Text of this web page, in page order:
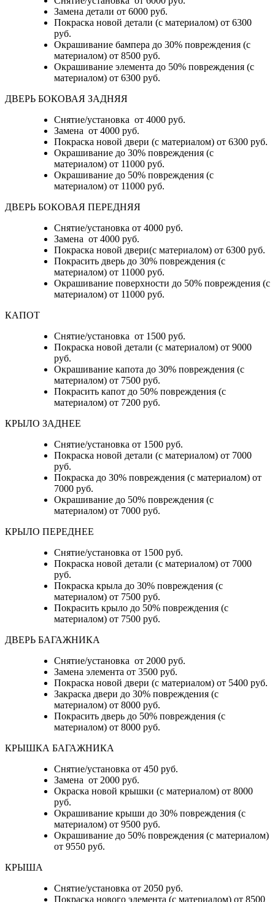
Замена детали от 6000 руб.
Покраска новой детали (с материалом) от 6300
руб.
Окрашивание бампера до 30% повреждения (с
материалом) от 8500 руб.
Окрашивание элемента до 50% повреждения (с
материалом) от 6300 руб.
ДВЕРЬ БОКОВАЯ ЗАДНЯЯ
Снятие/установка от 4000 руб.
Замена от 4000 руб.
Покраска новой двери (с материалом) от 6300 руб.
Окрашивание до 30% повреждения (с
материалом) от 11000 руб.
Окрашивание до 50% повреждения (с
материалом) от 11000 руб.
ДВЕРЬ БОКОВАЯ ПЕРЕДНЯЯ
Снятие/установка от 4000 руб.
Замена от 4000 руб.
Покраска новой двери(с материалом) от 6300 руб.
Покрасить дверь до 30% повреждения (с
материалом) от 11000 руб.
Окрашивание поверхности до 50% повреждения (с
материалом) от 11000 руб.
КАПОТ
Снятие/установка от 1500 руб.
Покраска новой детали (с материалом) от 9000
руб.
Окрашивание капота до 30% повреждения (с
материалом) от 7500 руб.
Покрасить капот до 50% повреждения (с
материалом) от 7200 руб.
КРЫЛО ЗАДНЕЕ
Снятие/установка от 1500 руб.
Покраска новой детали (с материалом) от 7000
руб.
Покраска до 30% повреждения (с материалом) от
7000 руб.
Окрашивание до 50% повреждения (с
материалом) от 7000 руб.
КРЫЛО ПЕРЕДНЕЕ
Снятие/установка от 1500 руб.
Покраска новой детали (с материалом) от 7000
руб.
Покраска крыла до 30% повреждения (с
материалом) от 7500 руб.
Покрасить крыло до 50% повреждения (с
материалом) от 7500 руб.
ДВЕРЬ БАГАЖНИКА
Снятие/установка от 2000 руб.
Замена элемента от 3500 руб.
Покраска новой двери (с материалом) от 5400 руб.
Закраска двери до 30% повреждения (с
материалом) от 8000 руб.
Покрасить дверь до 50% повреждения (с
материалом) от 8000 руб.
КРЫШКА БАГАЖНИКА
Снятие/установка от 450 руб.
Замена от 2000 руб.
Окраска новой крышки (с материалом) от 8000
руб.
Окрашивание крыши до 30% повреждения (с
материалом) от 9500 руб.
Окрашивание до 50% повреждения (с материалом)
от 9550 руб.
КРЫША
Снятие/установка от 2050 руб.
Покраска нового элемента (с материалом) от 8500